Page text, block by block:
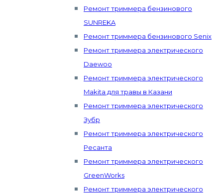
Ремонт триммера бензинового
SUNREKA
Ремонт триммера бензинового Senix
Ремонт триммера электрического
Daewoo
Ремонт триммера электрического
Makita для травы в Казани
Ремонт триммера электрического
Зубр
Ремонт триммера электрического
Ресанта
Ремонт триммера электрического
GreenWorks
Ремонт триммера электрического